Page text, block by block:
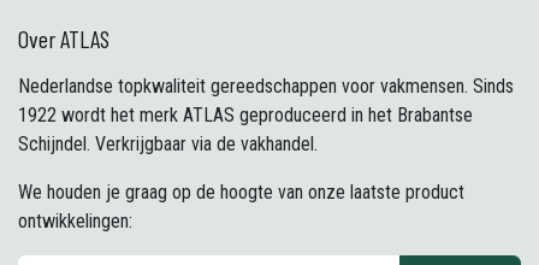
Over ATLAS
Nederlandse topkwaliteit gereedschappen voor vakmensen. Sinds
1922 wordt het merk ATLAS geproduceerd in het Brabantse
Schijndel. Verkrijgbaar via de vakhandel.
We houden je graag op de hoogte van onze laatste product
ontwikkelingen: